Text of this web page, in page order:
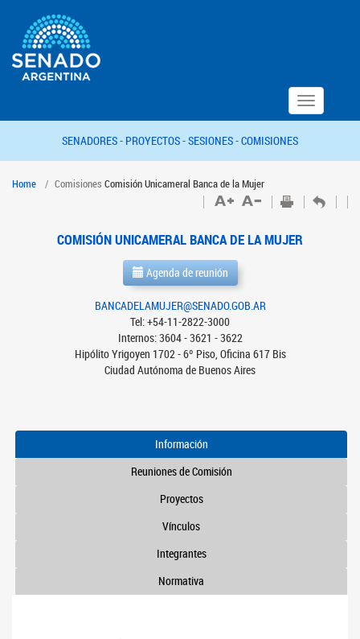
Toggle
navigation
SENADORES - PROYECTOS -SESIONES -COMISIONES
Home Comisiones Comisión Unicameral Banca de la Mujer
COMISIÓN UNICAMERAL BANCA DE LA MUJER
Agenda de reunión
BANCADELAMUJER@SENADO.GOB.AR
Tel: +54-11-2822-3000
Internos: 3604 - 3621 - 3622
Hipólito Yrigoyen 1702 - 6º Piso, Oficina 617 Bis
Ciudad Autónoma de Buenos Aires
Información
Reuniones de Comisión
Proyectos
Vínculos
Integrantes
Normativa